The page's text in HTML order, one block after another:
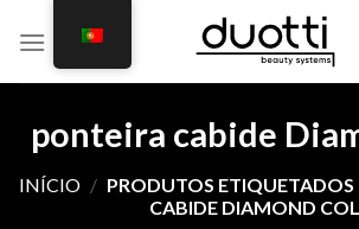
content
ponteira cabide
INÍCIO / PRODUTOS
CABIDE DIAMOND